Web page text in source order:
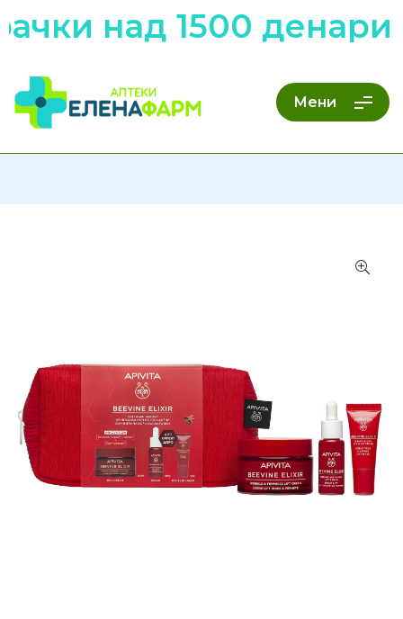
над 1500 денари
Мени